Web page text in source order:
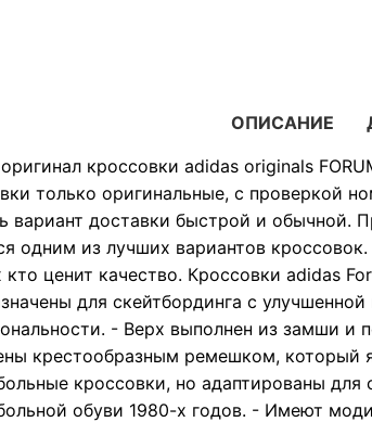
ОПИСАНИЕ
кроссовки adidas originals
только оригинальные, с проверкой
вариант доставки быстрой и обычной.
одним из лучших вариантов
кто ценит качество. Кроссовки adidas
для скейтбординга с
- Верх выполнен из замши и
крестообразным ремешком, который
кроссовки, но адаптированы
обуви 1980-х годов. - Имеют